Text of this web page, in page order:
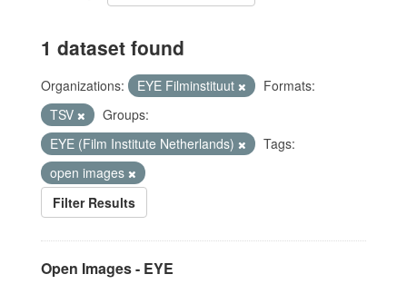
1 dataset found
Organizations: EYE Filminstituut
Formats:
TSV
Groups:
EYE (Film Institute Netherlands)
Tags:
open images
Filter Results
Open Images - EYE